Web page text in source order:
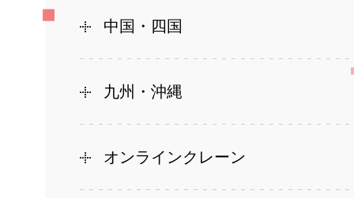
中国・四国
九州・沖縄
オンラインクレーン